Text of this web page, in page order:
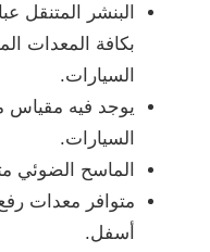
البنشر المتنقل
بكافة المعدات
السيارات.
يوجد فيه مقياس
السيارات.
الماسح الضوئي
متوافر معدات
أسفل.